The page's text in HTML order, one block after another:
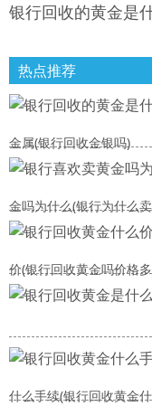
银行回收的黄金是
热点推荐
金属(银行回收金银吗)
金吗为什么(银行为什么
价(银行回收黄金吗价格
什么手续(银行回收黄金